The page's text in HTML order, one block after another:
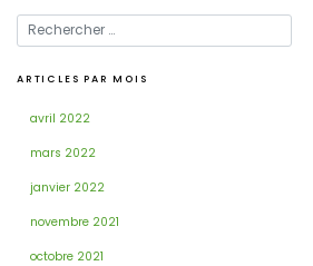
ARTICLES PAR MOIS
avril 2022
mars 2022
janvier 2022
novembre 2021
octobre 2021